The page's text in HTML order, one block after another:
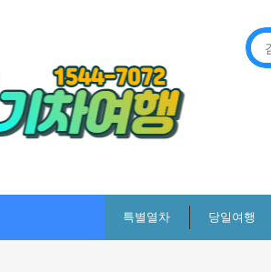
특별열차 당일여행